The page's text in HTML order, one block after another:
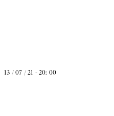
13 / 07 / 21 - 20: 00